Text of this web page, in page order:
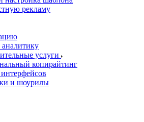
рекламу
услуги
копирайтинг
интерфейсов
и шоурилы